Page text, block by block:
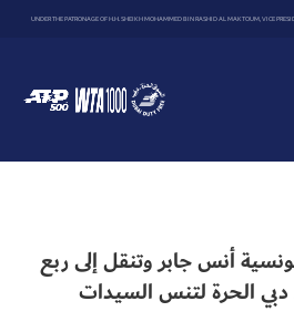
UNDER THE PATRONAGE OF H.H. SHEIKH MOHAMMED BIN RASHID AL MAKTOUM, VICE
أنس جابر وتنقل إلى ربع
الحرة لتنس السيدات